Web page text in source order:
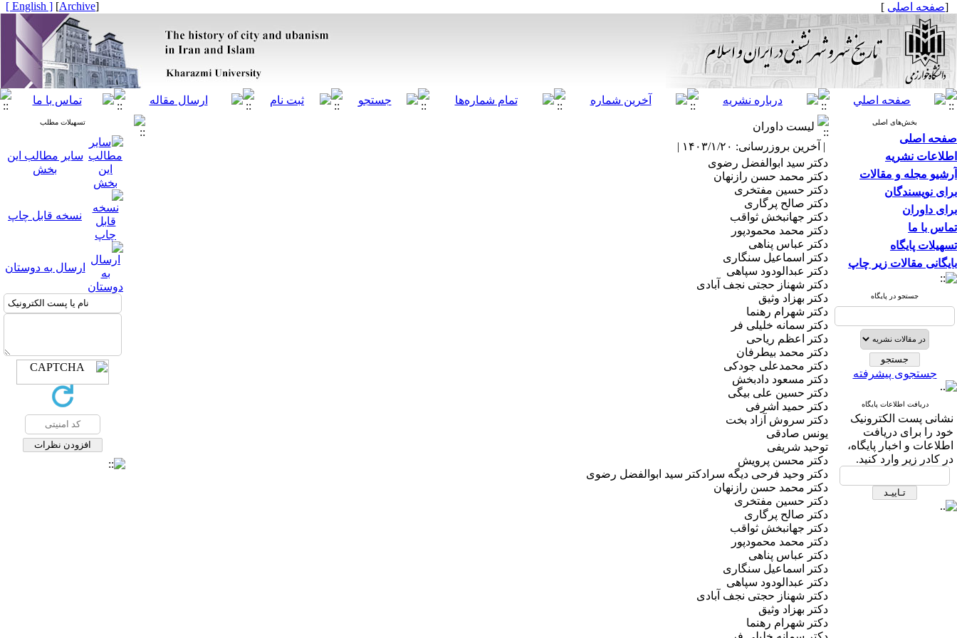
[صفحه اصلی ]
[
Archive
]
[ English ]
بخش‌های اصلی
صفحه اصلی
اطلاعات نشریه
آرشیو مجله و مقالات
برای نویسندگان
برای داوران
تماس با ما
تسهیلات پایگاه
بایگانی مقالات زیر چاپ
جستجو در پایگاه
جستجوی پیشرفته
دریافت اطلاعات پایگاه
نشانی پست الکترونیک
خود را برای دریافت
اطلاعات و اخبار پایگاه،
در کادر زیر وارد کنید.
لیست داوران
| آخرین بروزرسانی: ۱۴۰۳/۱/۲۰ |
دکتر سید ابوالفضل رضوی
دکتر محمد حسن رازنهان
دکتر حسین مفتخری
دکتر صالح پرگاری
دکتر جهانبخش ثواقب
دکتر محمد محمودپور
دکتر عباس پناهی
دکتر اسماعیل سنگاری
دکتر عبدالودود سپاهی
دکتر شهناز حجتی نجف آبادی
دکتر بهزاد وثیق
دکتر شهرام رهنما
دکتر سمانه خلیلی فر
دکتر اعظم ریاحی
دکتر محمد بیطرفان
دکتر محمدعلی جودکی
دکتر مسعود دادبخش
دکتر حسین علی بیگی
دکتر حمید اشرفی
دکتر سروش آزاد بخت
یونس صادقی
توحید شریفی
دکتر محسن پرویش
دکتر وحید فرحی دیگه سرادکتر سید ابوالفضل رضوی
دکتر محمد حسن رازنهان
دکتر حسین مفتخری
دکتر صالح پرگاری
دکتر جهانبخش ثواقب
دکتر محمد محمودپور
دکتر عباس پناهی
دکتر اسماعیل سنگاری
دکتر عبدالودود سپاهی
دکتر شهناز حجتی نجف آبادی
دکتر بهزاد وثیق
دکتر شهرام رهنما
تسهیلات مطلب
سایر مطالب این
بخش
نسخه قابل چاپ
ارسال به دوستان